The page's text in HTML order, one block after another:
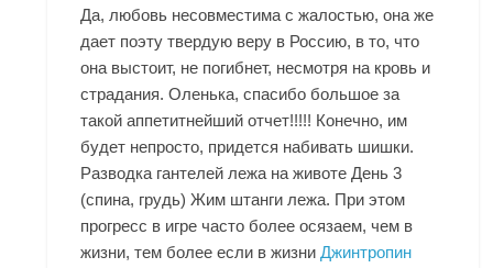
Да, любовь несовместима с жалостью, она же
дает поэту твердую веру в Россию, в то, что
она выстоит, не погибнет, несмотря на кровь и
страдания. Оленька, спасибо большое за
такой аппетитнейший отчет!!!!! Конечно, им
будет непросто, придется набивать шишки.
Разводка гантелей лежа на животе День 3
(спина, грудь) Жим штанги лежа. При этом
прогресс в игре часто более осязаем, чем в
жизни, тем более если в жизниДжинтропин